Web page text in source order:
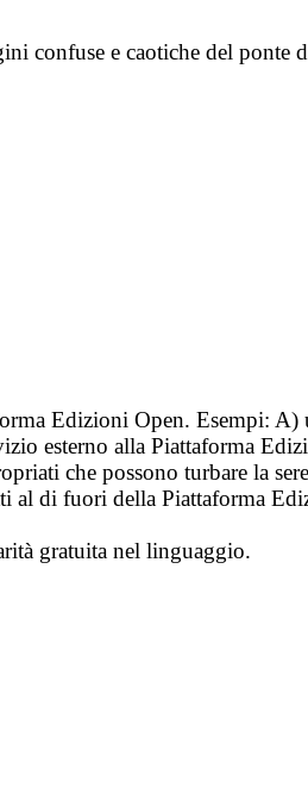
confuse e caotiche del
Edizioni Open. Esempi:
esterno alla Piattaforma
che possono turbare la
al di fuori della Piattaforma
gratuita nel linguaggio.